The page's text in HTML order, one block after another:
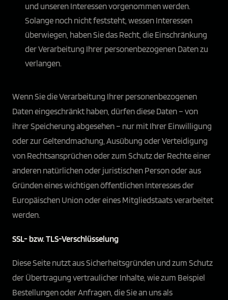
und unseren Interessen vorgenommen werden.
Solange noch nicht feststeht, wessen Interessen
überwiegen, haben Sie das Recht, die Einschränkung
der Verarbeitung Ihrer personenbezogenen Daten zu
verlangen.
Wenn Sie die Verarbeitung Ihrer personenbezogenen
Daten eingeschränkt haben, dürfen diese Daten – von
ihrer Speicherung abgesehen – nur mit Ihrer Einwilligung
oder zur Geltendmachung, Ausübung oder Verteidigung
von Rechtsansprüchen oder zum Schutz der Rechte einer
anderen natürlichen oder juristischen Person oder aus
Gründen eines wichtigen öffentlichen Interesses der
Europäischen Union oder eines Mitgliedstaats verarbeitet
werden.
SSL- bzw. TLS-Verschlüsselung
Diese Seite nutzt aus Sicherheitsgründen und zum Schutz
der Übertragung vertraulicher Inhalte, wie zum Beispiel
Bestellungen oder Anfragen, die Sie an uns als